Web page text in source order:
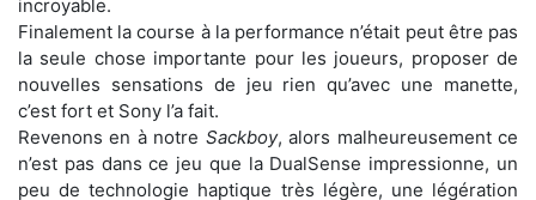
incroyable.
Finalement la course à la performance n’était peut être pas
la seule chose importante pour les joueurs, proposer de
nouvelles sensations de jeu rien qu’avec une manette,
c’est fort et Sony l’a fait.
Revenons en à notre Sackboy, alors malheureusement ce
n’est pas dans ce jeu que la DualSense impressionne, un
peu de technologie haptique très légère, une légération